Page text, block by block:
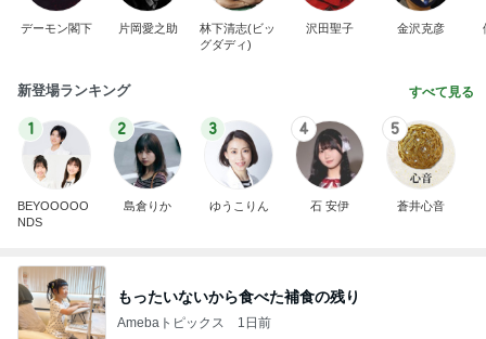
デーモン閣下 片岡愛之助
林下清志(ビッ
グダディ)
沢田聖子 金沢克彦
新登場ランキング すべて見る
1
BEYOOOOO
NDS
2
島倉りか
3
ゆうこりん
4
石 安伊
5
蒼井心音
もったいないから食べた補食の残り
Amebaトピックス 1日前